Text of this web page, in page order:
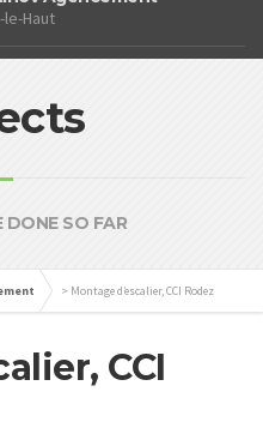
le-Haut
SO FAR
> Montage d’escalier, CCI Rodez
CCI